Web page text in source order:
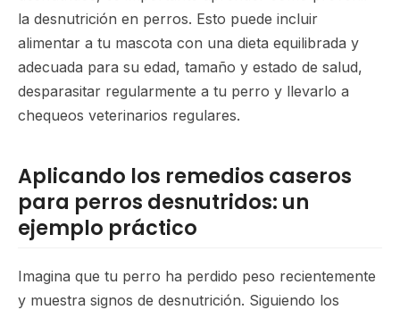
la desnutrición en perros. Esto puede incluir
alimentar a tu mascota con una dieta equilibrada y
adecuada para su edad, tamaño y estado de salud,
desparasitar regularmente a tu perro y llevarlo a
chequeos veterinarios regulares.
Aplicando los remedios caseros
para perros desnutridos: un
ejemplo práctico
Imagina que tu perro ha perdido peso recientemente
y muestra signos de desnutrición. Siguiendo los